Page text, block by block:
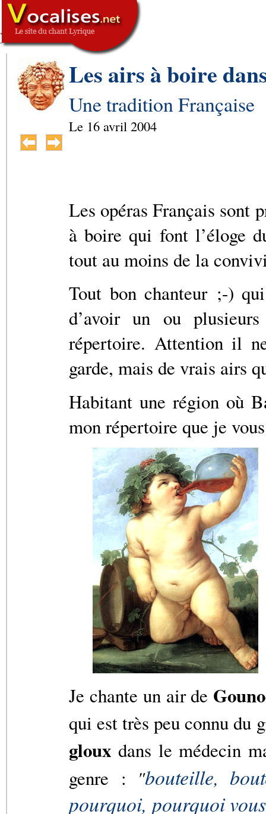
,
SIGNATURE
-->
Les airs à boire
Une tradition Française
Le 16 avril 2004
Les opéras Français sont
à boire qui font l’éloge
tout au moins de la
Tout bon chanteur ;-)
d’avoir un ou
répertoire. Attention il
garde, mais de vrais airs
Habitant une région où
mon répertoire que je
Je chante un air de
qui est très peu connu du
gloux dans le médecin
genre :
"bouteille,
pourquoi, pourquoi